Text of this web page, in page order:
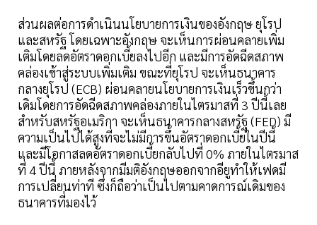
ส่วนผลต่อการดำเนินนโยบายการเงินของอังกฤษ ยุโรป
และสหรัฐ โดยเฉพาะอังกฤษ จะเห็นการผ่อนคลายเพิ่ม
เติมโดยลดอัตราดอกเบี้ยลงไปอีก และมีการอัดฉีดสภาพ
คล่องเข้าสู่ระบบเพิ่มเติม ขณะที่ยุโรป จะเห็นธนาคาร
กลางยุโรป (ECB) ผ่อนคลายนโยบายการเงินเร็วขึ้นกว่า
เดิมโดยการอัดฉีดสภาพคล่องภายในไตรมาสที่ 3 ปีนี้เลย
สำหรับสหรัฐอเมริกา จะเห็นธนาคารกลางสหรัฐ (FED) มี
ความเป็นไปได้สูงที่จะไม่มีการขึ้นอัตราดอกเบี้ยในปีนี้
และมีโอกาสลดอัตราดอกเบี้ยกลับไปที่ 0% ภายในไตรมาส
ที่ 4 ปีนี้ ภายหลังจากมีมติอังกฤษออกจากอียูทำให้เฟดมี
การเปลี่ยนท่าที ซึ่งก็ถือว่าเป็นไปตามคาดการณ์เดิมของ
ธนาคารที่มองไว้